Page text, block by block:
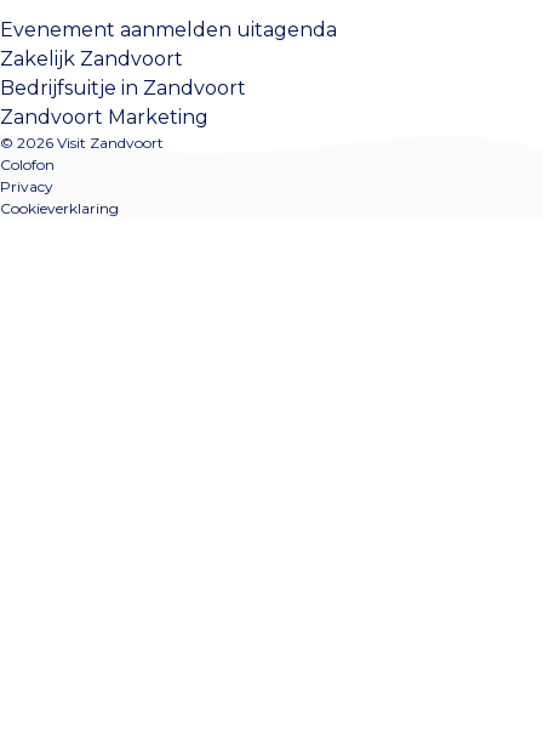
Evenement aanmelden uitagenda
Zakelijk Zandvoort
Bedrijfsuitje in Zandvoort
Zandvoort Marketing
© 2026 Visit Zandvoort
Colofon
Privacy
Cookieverklaring